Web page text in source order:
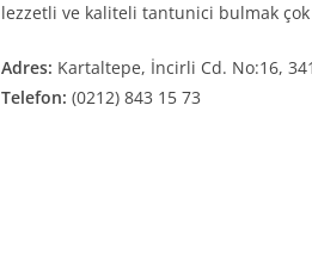
lezzetli ve kaliteli tantunici bulmak çok
Adres: Kartaltepe, İncirli Cd. No:16,
Telefon: (0212) 843 15 73